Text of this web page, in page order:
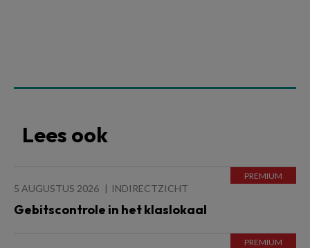
Lees ook
5 AUGUSTUS 2026 INDIRECTZICHT
Gebitscontrole in het klaslokaal